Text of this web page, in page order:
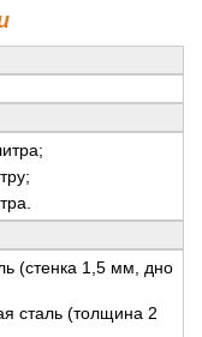
(стенка 1,5 мм, дно
сталь (толщина 2